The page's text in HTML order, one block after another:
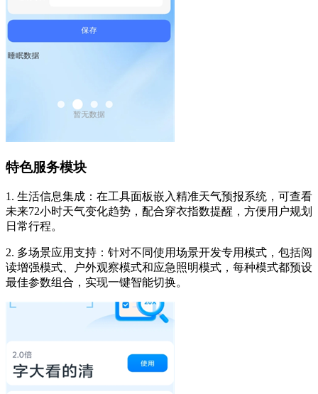
特色服务模块
1. 生活信息集成：在工具面板嵌入精准天气预报系统，可查看
未来72小时天气变化趋势，配合穿衣指数提醒，方便用户规划
日常行程。
2. 多场景应用支持：针对不同使用场景开发专用模式，包括阅
读增强模式、户外观察模式和应急照明模式，每种模式都预设
最佳参数组合，实现一键智能切换。